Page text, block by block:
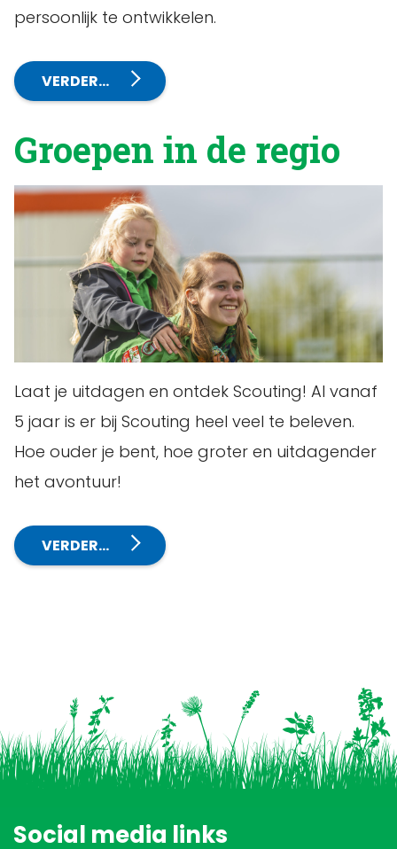
persoonlijk te ontwikkelen.
VERDER…
Groepen in de regio
Laat je uitdagen en ontdek Scouting! Al vanaf
5 jaar is er bij Scouting heel veel te beleven.
Hoe ouder je bent, hoe groter en uitdagender
het avontuur!
VERDER…
Social media links